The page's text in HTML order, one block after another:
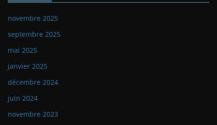
novembre 2025
septembre 2025
mai 2025
janvier 2025
décembre 2024
juin 2024
novembre 2023